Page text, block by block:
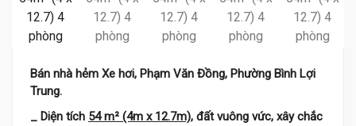
Bán nhà hẻm Xe hơi, Phạm Văn Đồng, Phường Bình Lợi
Trung.
_ Diện tích 54 m² (4m x 12.7m), đất vuông vức, xây chắc